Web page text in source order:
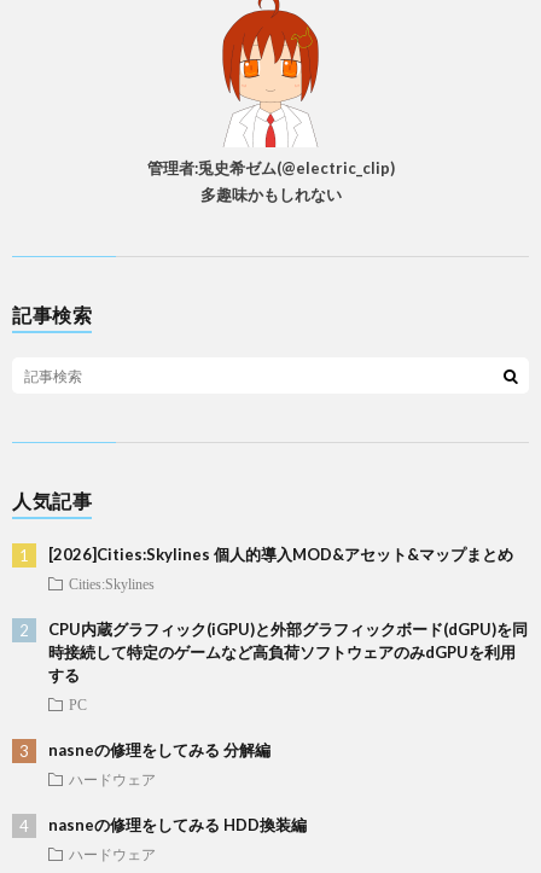
管理者:兎史希ゼム(@electric_clip)
多趣味かもしれない
記事検索
人気記事
[2026]Cities:Skylines 個人的導入MOD&アセット&マップまとめ
Cities:Skylines
CPU内蔵グラフィック(iGPU)と外部グラフィックボード(dGPU)を同
時接続して特定のゲームなど高負荷ソフトウェアのみdGPUを利用
する
PC
nasneの修理をしてみる 分解編
ハードウェア
nasneの修理をしてみる HDD換装編
ハードウェア